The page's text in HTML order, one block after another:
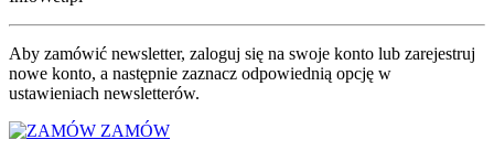
Aby zamówić newsletter, zaloguj się na swoje konto lub zarejestruj
nowe konto, a następnie zaznacz odpowiednią opcję w
ustawieniach newsletterów.
ZAMÓW